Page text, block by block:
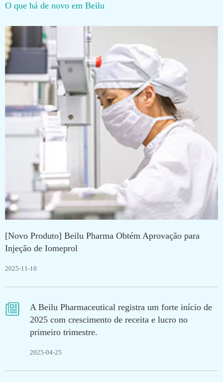
O que há de novo em Beilu
[Novo Produto] Beilu Pharma Obtém Aprovação para
Injeção de Iomeprol
2025-11-10

A Beilu Pharmaceutical registra um forte início de
2025 com crescimento de receita e lucro no
primeiro trimestre.
2025-04-25